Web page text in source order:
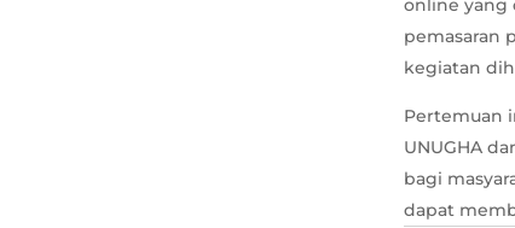
online yang
pemasaran
kegiatan
Pertemuan
UNUGHA
bagi
dapat